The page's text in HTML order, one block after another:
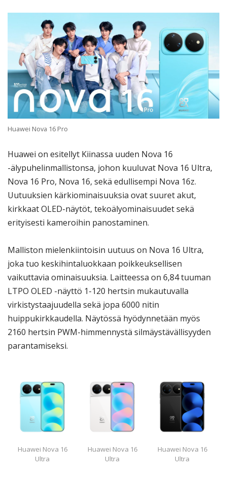
Huawei Nova 16 Pro
Huawei on esitellyt Kiinassa uuden Nova 16
-älypuhelinmallistonsa, johon kuuluvat Nova 16 Ultra,
Nova 16 Pro, Nova 16, sekä edullisempi Nova 16z.
Uutuuksien kärkiominaisuuksia ovat suuret akut,
kirkkaat OLED-näytöt, tekoälyominaisuudet sekä
erityisesti kameroihin panostaminen.
Malliston mielenkiintoisin uutuus on Nova 16 Ultra,
joka tuo keskihintaluokkaan poikkeuksellisen
vaikuttavia ominaisuuksia. Laitteessa on 6,84 tuuman
LTPO OLED -näyttö 1-120 hertsin mukautuvalla
virkistystaajuudella sekä jopa 6000 nitin
huippukirkkaudella. Näytössä hyödynnetään myös
2160 hertsin PWM-himmennystä silmäystävällisyyden
parantamiseksi.
Huawei Nova 16
Ultra
Huawei Nova 16
Ultra
Huawei Nova 16
Ultra